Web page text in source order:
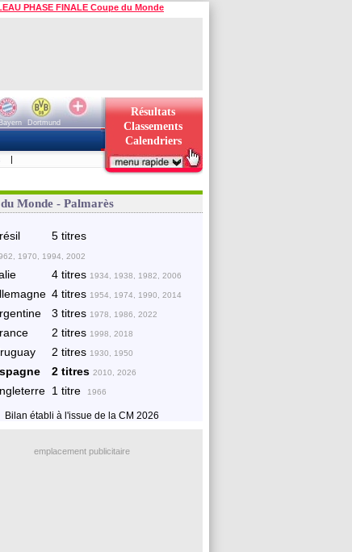
PHASE FINALE Coupe du Monde
Bayern
Dortmund
Résultats
Classements
Calendriers
|
Monde - Palmarès
5 titres
1970, 1994, 2002
4 titres 1934, 1938, 1982, 2006
4 titres 1954, 1974, 1990, 2014
3 titres 1978, 1986, 2022
2 titres 1998, 2018
2 titres 1930, 1950
2 titres2010, 2026
1 titre 1966
Bilan établi à l'issue de la CM 2026
emplacement publicitaire